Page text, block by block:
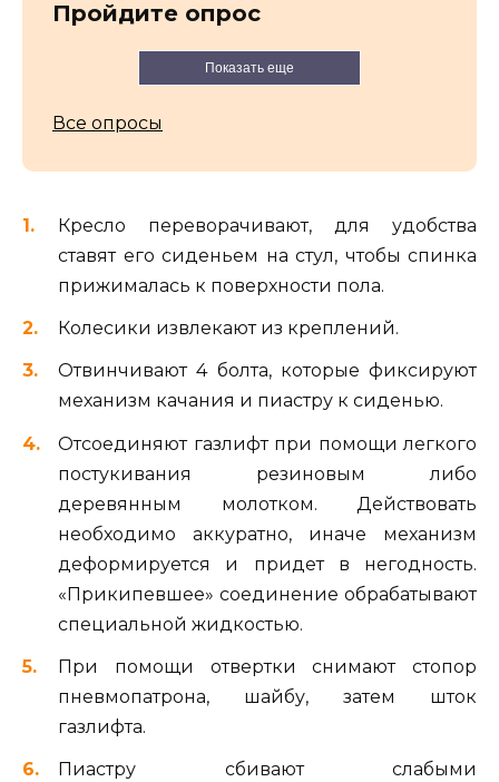
Пройдите опрос
Показать еще
Все опросы
Кресло переворачивают, для удобства
ставят его сиденьем на стул, чтобы спинка
прижималась к поверхности пола.
Колесики извлекают из креплений.
Отвинчивают 4 болта, которые фиксируют
механизм качания и пиастру к сиденью.
Отсоединяют газлифт при помощи легкого
постукивания резиновым либо
деревянным молотком. Действовать
необходимо аккуратно, иначе механизм
деформируется и придет в негодность.
«Прикипевшее» соединение обрабатывают
специальной жидкостью.
При помощи отвертки снимают стопор
пневмопатрона, шайбу, затем шток
газлифта.
Пиастру сбивают слабыми